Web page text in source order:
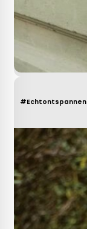
#Echtontspannen